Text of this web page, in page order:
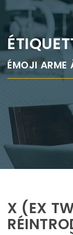
ÉMOJI ARME
X (EX